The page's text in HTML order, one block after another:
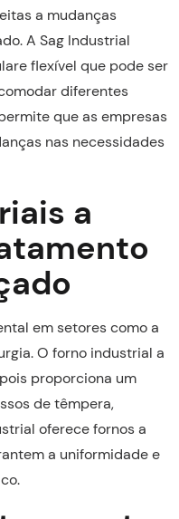
a mudanças
A Sag Industrial
flexível que pode ser
diferentes
que as empresas
nas necessidades
a
em setores como a
O forno industrial a
proporciona um
de têmpera,
oferece fornos a
a uniformidade e